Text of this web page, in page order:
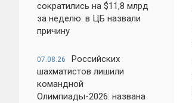
сократились на $11,8 млрд
за неделю: в ЦБ назвали
причину
07.08.26
Российских
шахматистов лишили
командной
Олимпиады-2026: названа